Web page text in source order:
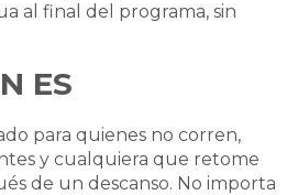
al final del programa, sin
ES
para quienes no corren,
y cualquiera que retome
de un descanso. No importa